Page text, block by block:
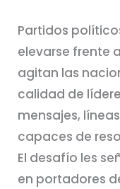
Partidos
elevarse frente
agitan las
calidad de
mensajes,
capaces de
El desafío les
en portadores